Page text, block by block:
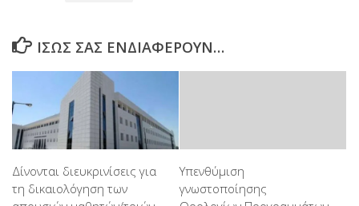
ΊΣΩΣ ΣΑΣ ΕΝΔΙΑΦΈΡΟΥΝ…
Δίνονται διευκρινίσεις για
τη δικαιολόγηση των
Υπενθύμιση
γνωστοποίησης